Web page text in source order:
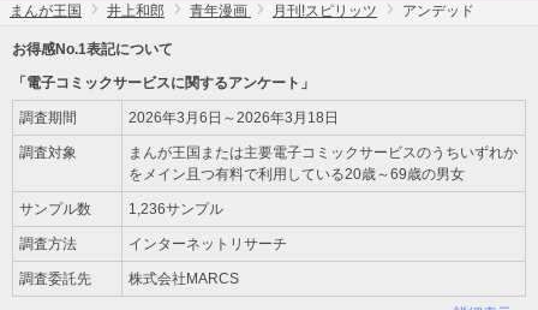
まんが王国 井上和郎 青年漫画 月刊!スピリッツ アンデッド
お得感No.1表記について
「電子コミックサービスに関するアンケート」
調査期間 2026年3月6日～2026年3月18日
調査対象
まんが王国または主要電子コミックサービスのうちいずれか
をメイン且つ有料で利用している20歳～69歳の男女
サンプル数 1,236サンプル
調査方法 インターネットリサーチ
調査委託先 株式会社MARCS